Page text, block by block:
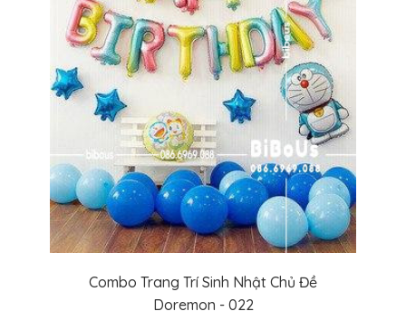
Combo Trang Trí Sinh Nhật Chủ Đề
Doremon - 022